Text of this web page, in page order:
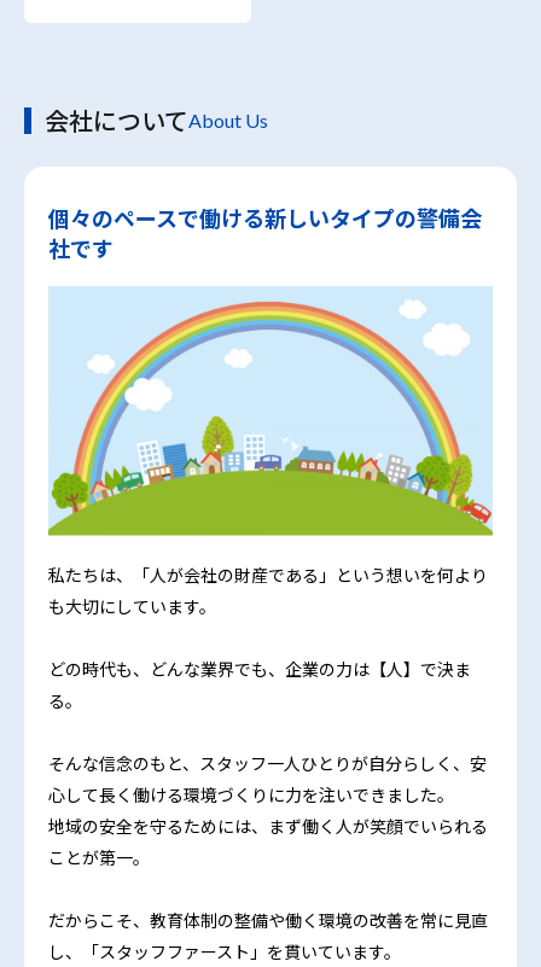
会社についてAbout Us
個々のペースで働ける新しいタイプの警備会
社です
私たちは、「人が会社の財産である」という想いを何より
も大切にしています。
どの時代も、どんな業界でも、企業の力は【人】で決ま
る。
そんな信念のもと、スタッフ一人ひとりが自分らしく、安
心して長く働ける環境づくりに力を注いできました。
地域の安全を守るためには、まず働く人が笑顔でいられる
ことが第一。
だからこそ、教育体制の整備や働く環境の改善を常に見直
し、「スタッフファースト」を貫いています。